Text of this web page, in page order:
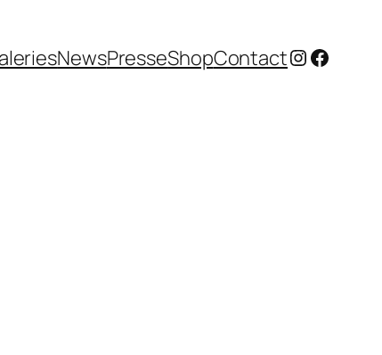
NewsPresseShopContactInstagram